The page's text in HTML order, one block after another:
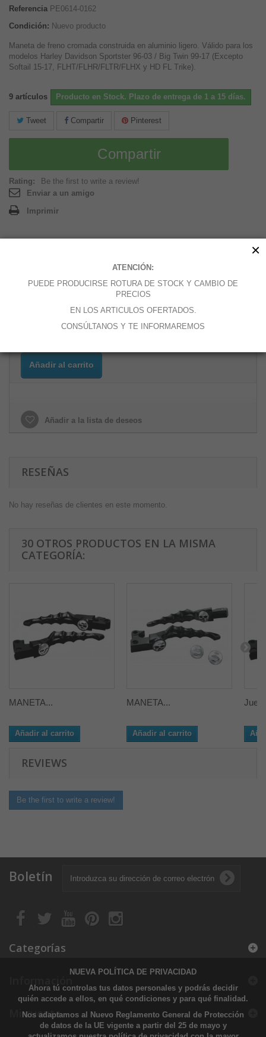
Referencia PE0614-0162
Condición: Nuevo producto
Maneta de freno cromada construida en aluminio ligero. Válido para los
modelos Harley Davidson Sportster 96-03 / Big Twin 99-17 (Excepto
Softail 15-17, FLHT/FLHR/FLTR/FLHX y HD FL Trike).
9 artículos Producto en Stock. Plazo de entrega de 1 a 15 días.
Tweet Compartir Pinterest
Compartir
Rating:
Be the first to write a review!
Enviar a un amigo
Imprimir
Añadir al carrito
Añadir a la lista de deseos
RESEÑAS
No hay reseñas de clientes en este momento.
30 OTROS PRODUCTOS EN LA MISMA
CATEGORÍA:
MANETA...
Añadir al carrito
MANETA...
Añadir al carrito
REVIEWS
Be the first to write a review!
Boletín
Categorías
Información
Mi cuenta
NUEVA POLÍTICA DE PRIVACIDAD
Ahora tú controlas tus datos personales y podrás decidir
quién accede a ellos, en qué condiciones y para qué finalidad.
Nos adaptamos al Nuevo Reglamento General de Protección
de datos de la UE vigente a partir del 25 de mayo y
ATENCIÓN:
PUEDE PRODUCIRSE ROTURA DE STOCK Y CAMBIO DE
PRECIOS
EN LOS ARTICULOS OFERTADOS.
CONSÚLTANOS Y TE INFORMAREMOS
×